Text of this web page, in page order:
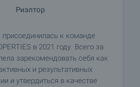
Риэлтор
присоединилась к команде
в 2021 году. Всего за
зарекомендовать себя как
и результативных
и утвердиться в качестве